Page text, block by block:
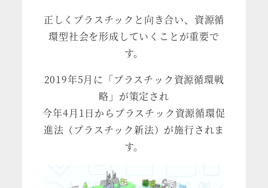
正しくプラスチックと向き合い、資源循
環型社会を形成していくことが重要で
す。
2019年5月に「プラスチック資源循環戦
略」が策定され
今年4月1日からプラスチック資源循環促
進法（プラスチック新法）が施行されま
す。